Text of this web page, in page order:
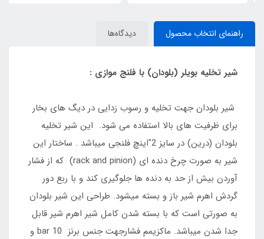
راهنمای انتخاب محصول دیدگاه‌ها
شیر تخلیه بویلر (بلودان) با فلنج موازی :
شیر بلودان جهت تخلیه و رسوب زدایی در دیگ های بخار
برای ظرفیت های بالا استفاده می شود. این شیر تخلیه
بلودان (درین) در سایز 2"اینچ فلنجی میباشد . ساختار این
شیر به صورت چرخ دنده ای (rack and pinion) که از فشار
آوردن بیش از حد به دنده ها جلوگیری کند و با ربع دور
گردش اهرم شیر باز و بسته میشود. طراحی این شیر بلودان
به صورتی است که با بسته شدن کامل شیر اهرم شیر قابل
جدا شدن میباشد. ماکزیمم فشارجهت جنس برنز bar 10 و